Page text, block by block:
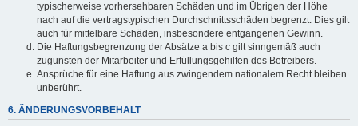
typischerweise vorhersehbaren Schäden und im Übrigen der Höhe
nach auf die vertragstypischen Durchschnittsschäden begrenzt. Dies gilt
auch für mittelbare Schäden, insbesondere entgangenen Gewinn.
Die Haftungsbegrenzung der Absätze a bis c gilt sinngemäß auch
zugunsten der Mitarbeiter und Erfüllungsgehilfen des Betreibers.
Ansprüche für eine Haftung aus zwingendem nationalem Recht bleiben
unberührt.
6. ÄNDERUNGSVORBEHALT